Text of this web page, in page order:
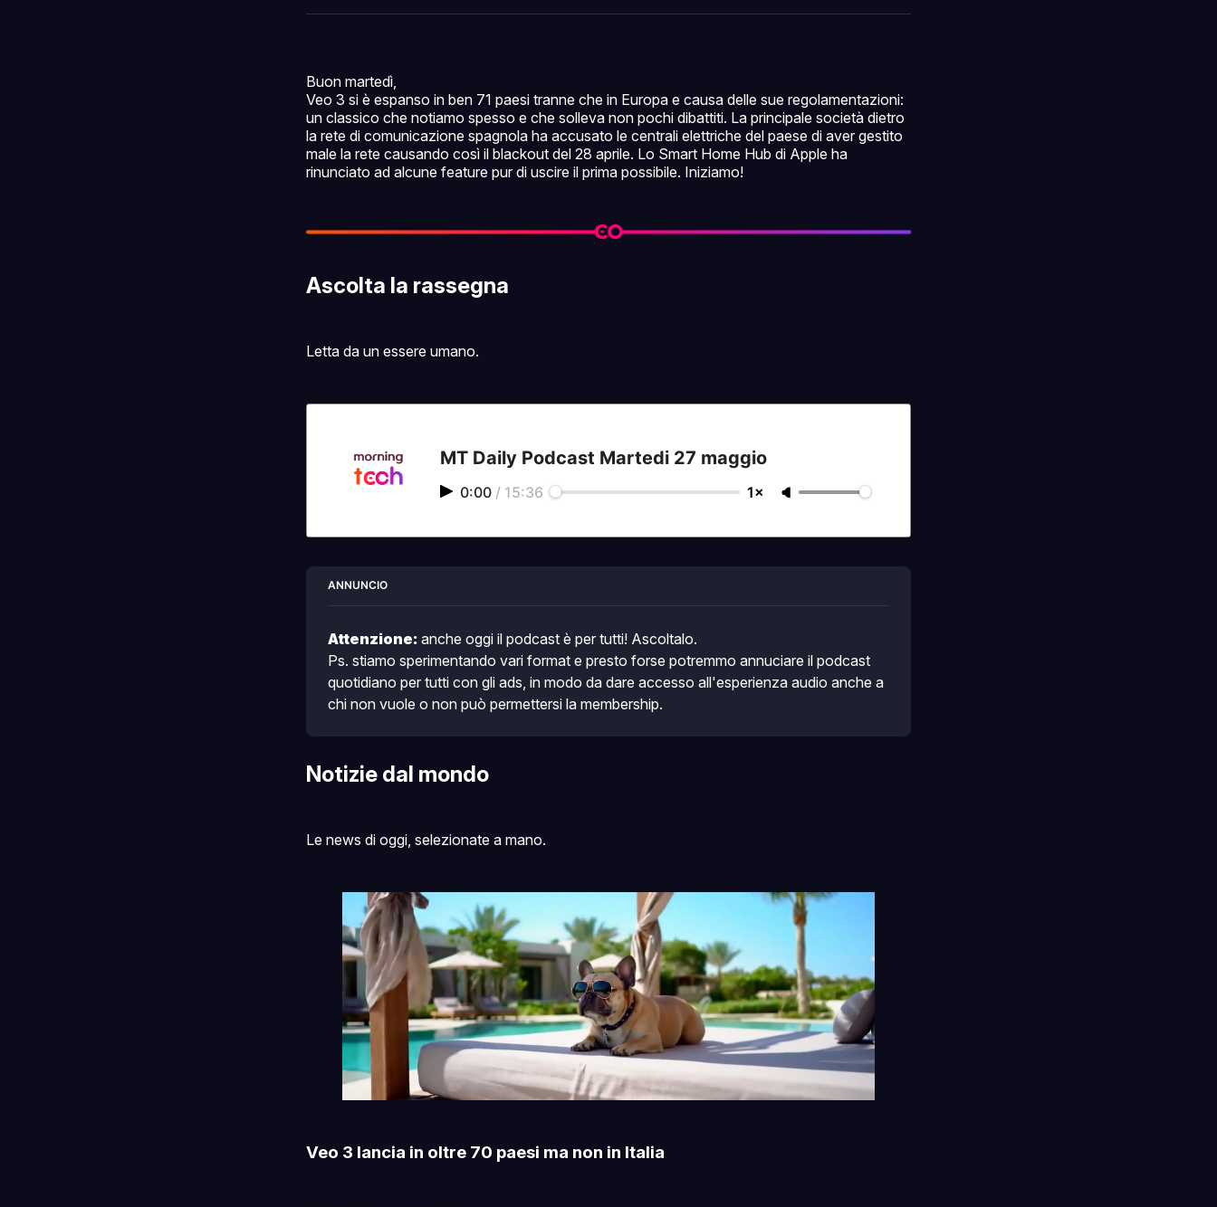
Facebook
Pinterest
LinkedInWhatsApp
email
Buon martedì,
Veo 3 si è espanso in ben 71 paesi tranne che in Europa e causa delle sue regolamentazioni:
un classico che notiamo spesso e che solleva non pochi dibattiti. La principale società dietro
la rete di comunicazione spagnola ha accusato le centrali elettriche del paese di aver gestito
male la rete causando così il blackout del 28 aprile. Lo Smart Home Hub di Apple ha
rinunciato ad alcune feature pur di uscire il prima possibile. Iniziamo!
Ascolta la rassegna
Letta da un essere umano.
MT Daily Podcast Martedi 27 maggio
0:00 / 15:36 1×
ANNUNCIO
Attenzione: anche oggi il podcast è per tutti! Ascoltalo.
Ps. stiamo sperimentando vari format e presto forse potremmo annuciare il podcast
quotidiano per tutti con gli ads, in modo da dare accesso all'esperienza audio anche a
chi non vuole o non può permettersi la membership.
Notizie dal mondo
Le news di oggi, selezionate a mano.
Veo 3 lancia in oltre 70 paesi ma non in Italia